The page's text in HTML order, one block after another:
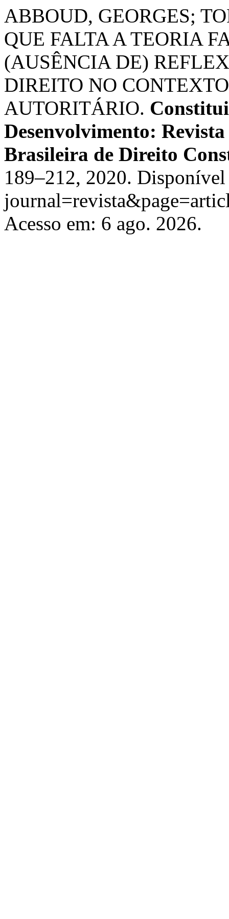
ABBOUD, GEORGES;
QUE FALTA A TEORIA
(AUSÊNCIA DE)
DIREITO NO
AUTORITÁRIO.
Desenvolvimento:
Brasileira de Direito
189–212, 2020.
Acesso em: 6 ago. 2026.